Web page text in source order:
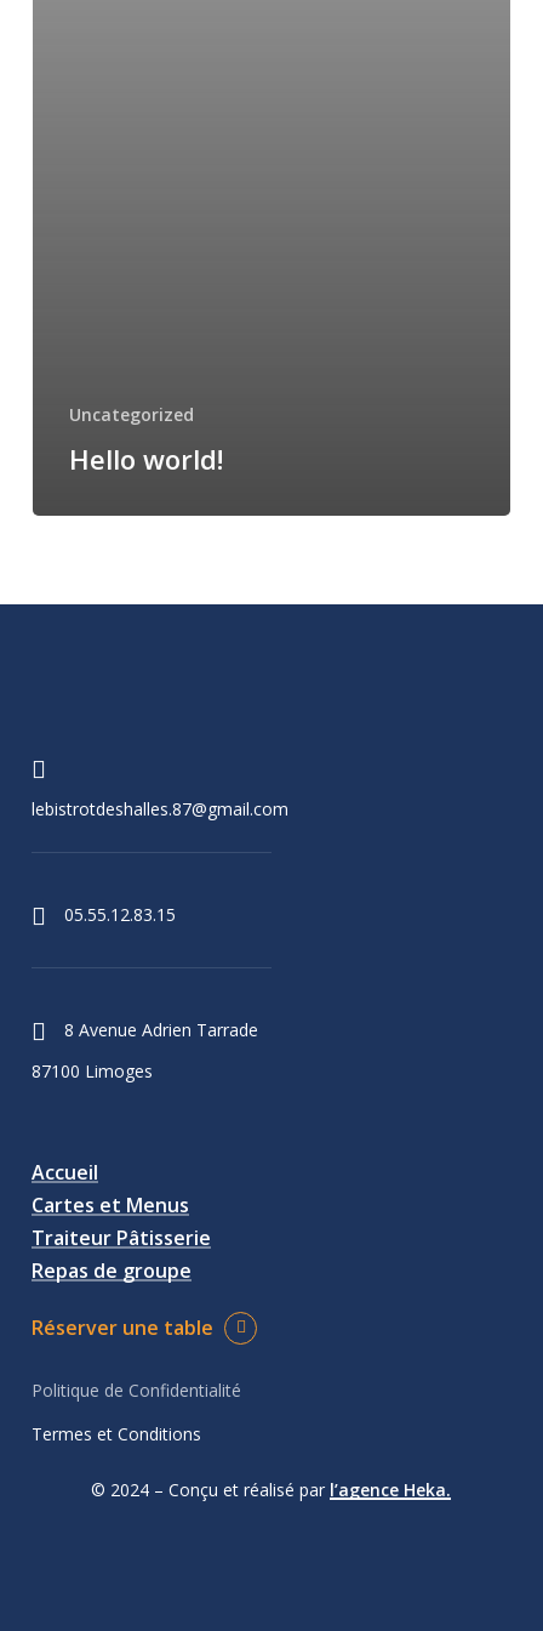
Uncategorized
Hello world!
lebistrotdeshalles.87@gmail.com
05.55.12.83.15
8 Avenue Adrien Tarrade
87100 Limoges
Accueil
Cartes et Menus
Traiteur Pâtisserie
Repas de groupe
Réserver une table
Politique de Confidentialité
Termes et Conditions
© 2024 – Conçu et réalisé par l’agence Heka.